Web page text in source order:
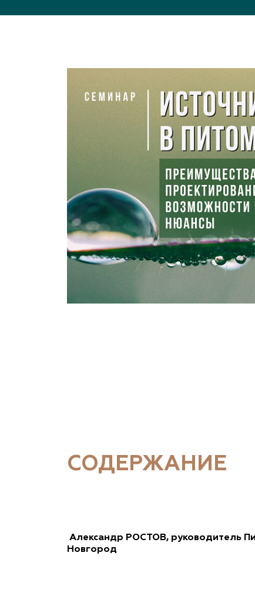
СОДЕРЖАНИЕ
Александр РОСТОВ, руководитель
Новгород